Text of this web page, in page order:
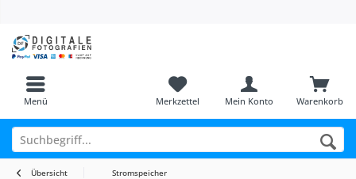
Menü Warenkorb
Merkzettel Mein Konto
Übersicht Stromspeicher